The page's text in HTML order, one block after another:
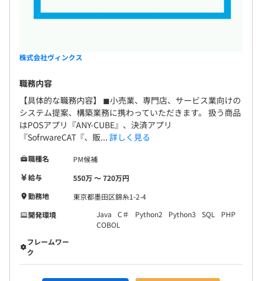
株式会社ヴィンクス
職務内容
【具体的な職務内容】 ◼︎小売業、専門店、サービス業向けの
システム提案、構築業務に携わっていただきます。 扱う商品
はPOSアプリ『ANY-CUBE』、決済アプリ
『SofrwareCAT『、販... 詳しく見る
職種名
PM候補
給与
550万 〜 720万円
勤務地
東京都墨田区錦糸1-2-4
開発環境
Java C＃ Python2 Python3 SQL
PHP
COBOL
フレームワー
ク